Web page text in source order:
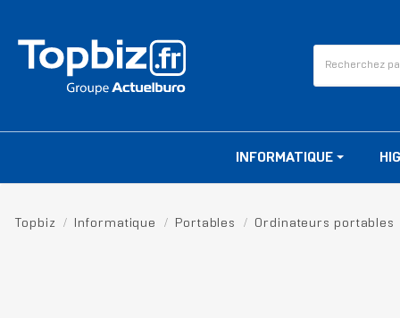
INFORMATIQUE
Topbiz Informatique Portables Ordinateurs portables